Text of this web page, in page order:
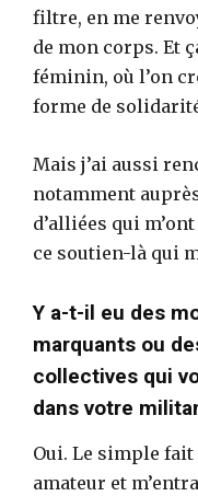
filtre, en me
de mon corps. Et
féminin, où l’on
forme de
Mais j’ai aussi
notamment
d’alliées qui
ce soutien-là qui
Y a-t-il eu des
marquants ou
collectives qui
dans votre
Oui. Le simple
amateur et